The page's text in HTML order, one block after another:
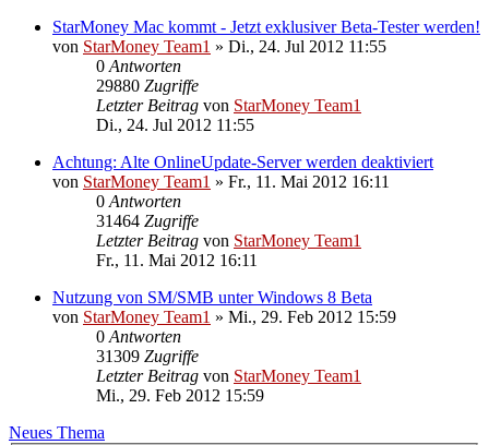
StarMoney Mac kommt - Jetzt exklusiver Beta-Tester werden!
von StarMoney Team1 » Di., 24. Jul 2012 11:55
0 Antworten
29880 Zugriffe
Letzter Beitrag von StarMoney Team1
Di., 24. Jul 2012 11:55
Achtung: Alte OnlineUpdate-Server werden deaktiviert
von StarMoney Team1 » Fr., 11. Mai 2012 16:11
0 Antworten
31464 Zugriffe
Letzter Beitrag von StarMoney Team1
Fr., 11. Mai 2012 16:11
Nutzung von SM/SMB unter Windows 8 Beta
von StarMoney Team1 » Mi., 29. Feb 2012 15:59
0 Antworten
31309 Zugriffe
Letzter Beitrag von StarMoney Team1
Mi., 29. Feb 2012 15:59
Neues Thema